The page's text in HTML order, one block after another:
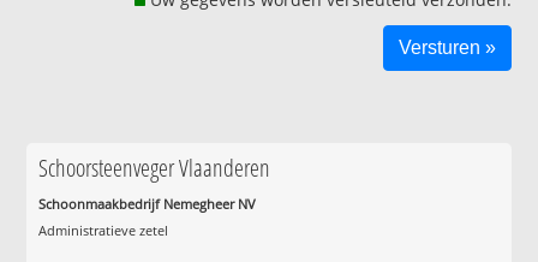
Schoorsteenveger Vlaanderen
Schoonmaakbedrijf Nemegheer NV
Administratieve zetel